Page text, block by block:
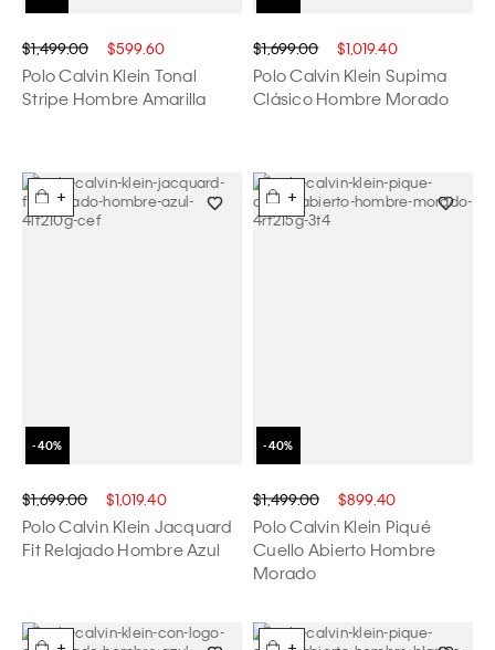
$1,499.00 $599.60
Polo Calvin Klein Tonal
Stripe Hombre Amarilla
$1,699.00 $1,019.40
Polo Calvin Klein Supima
Clásico Hombre Morado
+
$1,699.00 $1,019.40
Polo Calvin Klein Jacquard
Fit Relajado Hombre Azul
+
$1,499.00 $899.40
Polo Calvin Klein Piqué
Cuello Abierto Hombre
Morado